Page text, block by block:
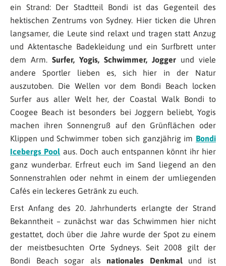
ein Strand: Der Stadtteil Bondi ist das Gegenteil des
hektischen Zentrums von Sydney. Hier ticken die Uhren
langsamer, die Leute sind relaxt und tragen statt Anzug
und Aktentasche Badekleidung und ein Surfbrett unter
dem Arm. Surfer, Yogis, Schwimmer, Jogger und viele
andere Sportler lieben es, sich hier in der Natur
auszutoben. Die Wellen vor dem Bondi Beach locken
Surfer aus aller Welt her, der Coastal Walk Bondi to
Coogee Beach ist besonders bei Joggern beliebt, Yogis
machen ihren Sonnengruß auf den Grünflächen oder
Klippen und Schwimmer toben sich ganzjährig im Bondi
Icebergs Pool aus. Doch auch entspannen könnt ihr hier
ganz wunderbar. Erfreut euch im Sand liegend an den
Sonnenstrahlen oder nehmt in einem der umliegenden
Cafés ein leckeres Getränk zu euch.
Erst Anfang des 20. Jahrhunderts erlangte der Strand
Bekanntheit – zunächst war das Schwimmen hier nicht
gestattet, doch über die Jahre wurde der Spot zu einem
der meistbesuchten Orte Sydneys. Seit 2008 gilt der
Bondi Beach sogar alsnationales Denkmalund ist